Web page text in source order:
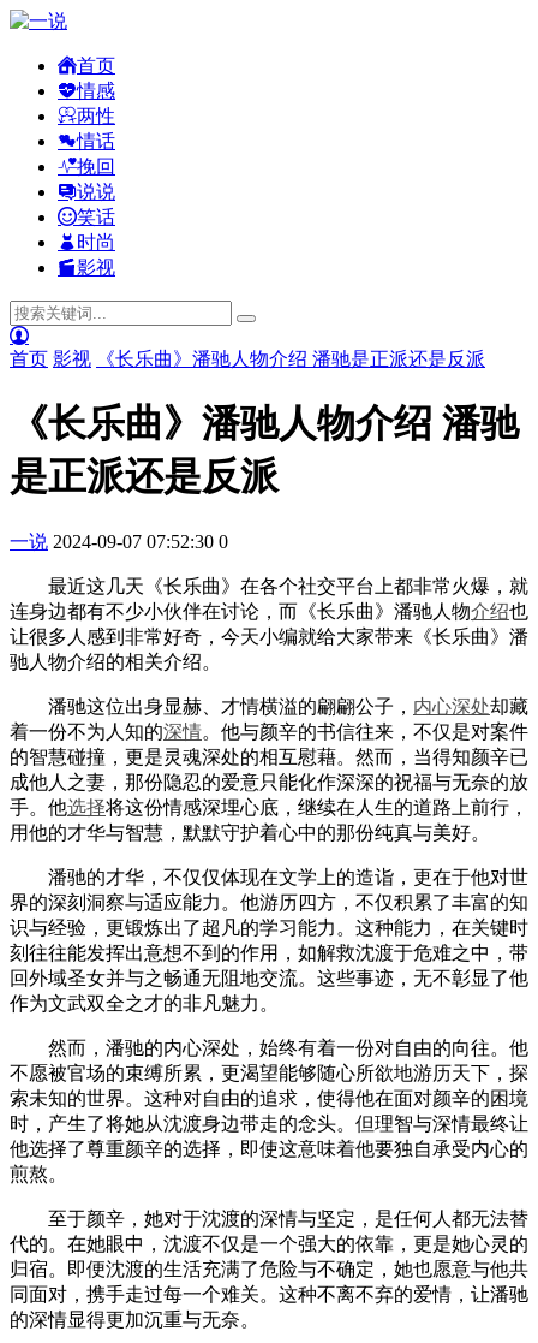
首页
情感
两性
情话
挽回
说说
笑话
时尚
影视
首页 影视 《长乐曲》潘驰人物介绍 潘驰是正派还是反派
《长乐曲》潘驰人物介绍 潘驰
是正派还是反派
一说 2024-09-07 07:52:30 0
最近这几天《长乐曲》在各个社交平台上都非常火爆，就
连身边都有不少小伙伴在讨论，而《长乐曲》潘驰人物介绍也
让很多人感到非常好奇，今天小编就给大家带来《长乐曲》潘
驰人物介绍的相关介绍。
潘驰这位出身显赫、才情横溢的翩翩公子， 内心深处却藏
着一份不为人知的深情。他与颜辛的书信往来，不仅是对案件
的智慧碰撞，更是灵魂深处的相互慰藉。然而，当得知颜辛已
成他人之妻，那份隐忍的爱意只能化作深深的祝福与无奈的放
手。他选择将这份情感深埋心底，继续在人生的道路上前行，
用他的才华与智慧，默默守护着心中的那份纯真与美好。
潘驰的才华，不仅仅体现在文学上的造诣，更在于他对世
界的深刻洞察与适应能力。他游历四方，不仅积累了丰富的知
识与经验，更锻炼出了超凡的学习能力。这种能力，在关键时
刻往往能发挥出意想不到的作用，如解救沈渡于危难之中，带
回外域圣女并与之畅通无阻地交流。这些事迹，无不彰显了他
作为文武双全之才的非凡魅力。
然而，潘驰的内心深处，始终有着一份对自由的向往。他
不愿被官场的束缚所累，更渴望能够随心所欲地游历天下，探
索未知的世界。这种对自由的追求，使得他在面对颜辛的困境
时，产生了将她从沈渡身边带走的念头。但理智与深情最终让
他选择了尊重颜辛的选择，即使这意味着他要独自承受内心的
煎熬。
至于颜辛，她对于沈渡的深情与坚定，是任何人都无法替
代的。在她眼中，沈渡不仅是一个强大的依靠，更是她心灵的
归宿。即便沈渡的生活充满了危险与不确定，她也愿意与他共
同面对，携手走过每一个难关。这种不离不弃的爱情，让潘驰
的深情显得更加沉重与无奈。